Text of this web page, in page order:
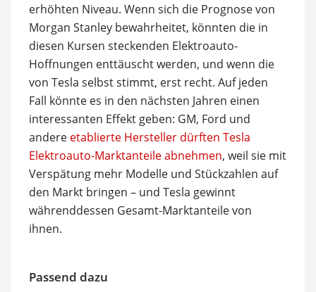
erhöhten Niveau. Wenn sich die Prognose von
Morgan Stanley bewahrheitet, könnten die in
diesen Kursen steckenden Elektroauto-
Hoffnungen enttäuscht werden, und wenn die
von Tesla selbst stimmt, erst recht. Auf jeden
Fall könnte es in den nächsten Jahren einen
interessanten Effekt geben: GM, Ford und
andere etablierte Hersteller dürften Tesla
Elektroauto-Marktanteile abnehmen, weil sie mit
Verspätung mehr Modelle und Stückzahlen auf
den Markt bringen – und Tesla gewinnt
währenddessen Gesamt-Marktanteile von
ihnen.
Passend dazu